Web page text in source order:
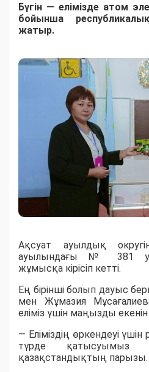
Бүгін — елімізде атом
бойынша
жатыр.
Ақсуат ауылдық
ауылындағы № 381
жұмысқа кірісіп кетті.
Ең бірінші болып дауыс
мен Жұмазия
еліміз үшін маңызды
— Еліміздің өркендеуі
түрде қатысуымыз
қазақстандықтың парызы.